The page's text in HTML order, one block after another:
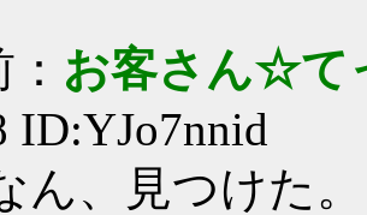
お客さん☆て
ID:YJo7nnid
ん、見つけた。